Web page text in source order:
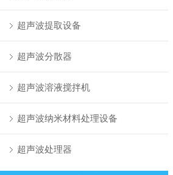
超声波提取设备
超声波分散器
超声波溶液搅拌机
超声波纳米材料处理设备
超声波处理器